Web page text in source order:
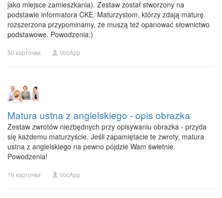
jako miejsce zamieszkania). Zestaw został stworzony na
podstawie informatora CKE. Maturzystom, którzy zdają maturę
rozszerzona przypominamy, że muszą też opanować słownictwo
podstawowe. Powodzenia:)
50 карточки VocApp
Matura ustna z angielskiego - opis obrazka
Zestaw zwrotów niezbędnych przy opisywaniu obrazka - przyda
się każdemu maturzyście. Jeśli zapamiętacie te zwroty, matura
ustna z angielskiego na pewno pójdzie Wam świetnie.
Powodzenia!
19 карточки VocApp